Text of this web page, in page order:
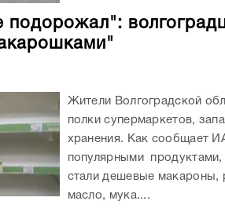
подорожал":
Жители Волгоградской
полки супермаркетов,
хранения. Как сообщает
популярными
стали дешевые макароны,
масло, мука....